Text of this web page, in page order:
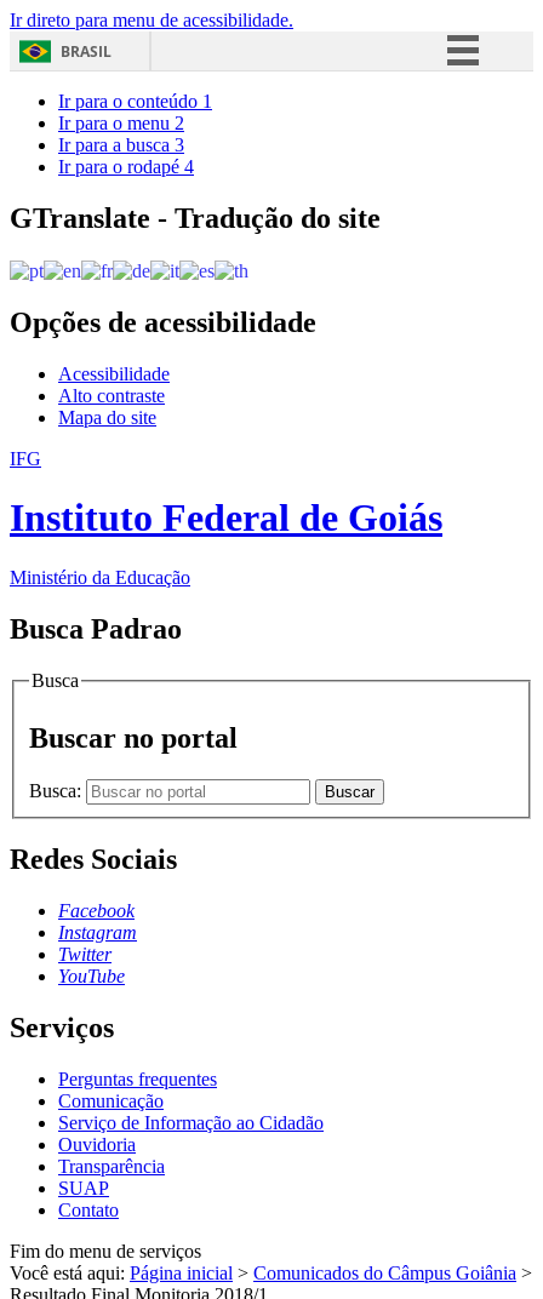
Ir direto para menu de acessibilidade.
BRASIL
Acesso à informação
Ir para o conteúdo 1
Ir para o menu 2
Ir para a busca 3
Ir para o rodapé 4
GTranslate - Tradução do site
Opções de acessibilidade
Acessibilidade
Alto contraste
Mapa do site
IFG
Instituto Federal de Goiás
Ministério da Educação
Busca Padrao
Busca
Buscar no portal
Busca: Buscar
Redes Sociais
Facebook
Instagram
Twitter
YouTube
Serviços
Perguntas frequentes
Comunicação
Serviço de Informação ao Cidadão
Ouvidoria
Transparência
SUAP
Contato
Fim do menu de serviços
Você está aqui: Página inicial > Comunicados do Câmpus Goiânia >
Resultado Final Monitoria 2018/1